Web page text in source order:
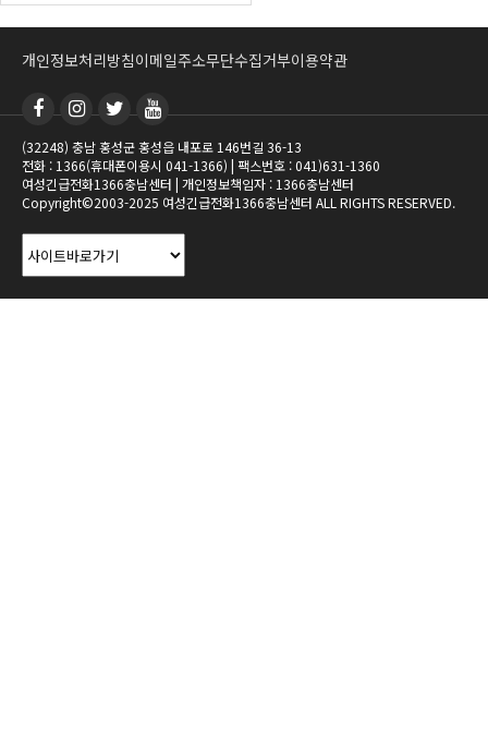
개인정보처리방침이메일주소무단수집거부이용약관
(32248) 충남 홍성군 홍성읍 내포로 146번길 36-13
전화 : 1366(휴대폰이용시 041-1366) | 팩스번호 : 041)631-1360
여성긴급전화1366충남센터 | 개인정보책임자 : 1366충남센터
Copyright©2003-2025 여성긴급전화1366충남센터 ALL RIGHTS RESERVED.